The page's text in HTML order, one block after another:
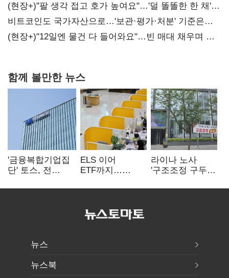
(현장+)"팔 생각 접고 호가 높여요"…'덜 똘똘한 한 채'
20억 키맞추기
비트코인도 국가자산으로…'보관·평가·처분' 기준은
숙제
(현장+)"12일엔 물건 다 들어와요"…빈 매대 채우며 문
함께 볼만한 뉴스
'금융복합기업집
단' 토스, 전
표준화
ELS 이어
ETF까지…
제동 걸린 은행
라이나 노사
'구조조정 구두
뉴스
뉴스북